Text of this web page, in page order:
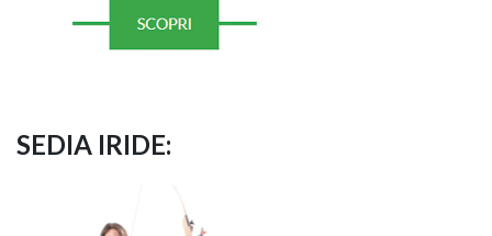
SEDIA IRIDE: